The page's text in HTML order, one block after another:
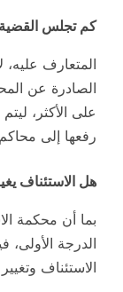
كم تجلس
المتعارف عليه،
الصادرة عن
على الأكثر،
رفعها إلى
هل الاستئناف
بما أن محكمة
الدرجة
الاستئناف